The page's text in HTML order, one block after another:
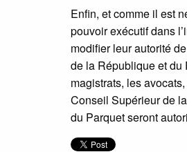
Enfin, et comme il est
pouvoir exécutif dans
modifier leur autorité
de la République et
magistrats, les
Conseil Supérieur de
du Parquet seront